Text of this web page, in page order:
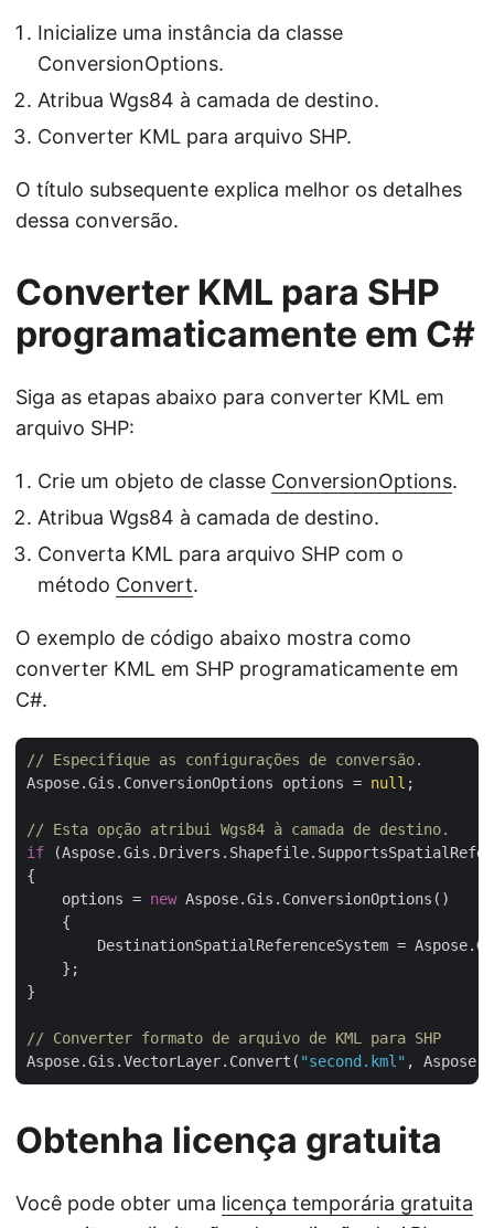
Inicialize uma instância da classe
ConversionOptions.
Atribua Wgs84 à camada de destino.
Converter KML para arquivo SHP.
O título subsequente explica melhor os detalhes
dessa conversão.
Converter KML para SHP
programaticamente em C#
Siga as etapas abaixo para converter KML em
arquivo SHP:
Crie um objeto de classe ConversionOptions.
Atribua Wgs84 à camada de destino.
Converta KML para arquivo SHP com o
método Convert.
O exemplo de código abaixo mostra como
converter KML em SHP programaticamente em
C#.
// Especifique as configurações de conversão.
Aspose.Gis.ConversionOptions options = null ;
// Esta opção atribui Wgs84 à camada de destino.
if
{
    options =
new Aspose.Gis.ConversionOptions()
    {
DestinationSpatialReferenceSystem =
    };
}
// Converter formato de arquivo de KML para SHP
Aspose.Gis.VectorLayer.Convert( "second.kml" ,
Obtenha licença gratuita
Você pode obter uma licença temporária gratuita